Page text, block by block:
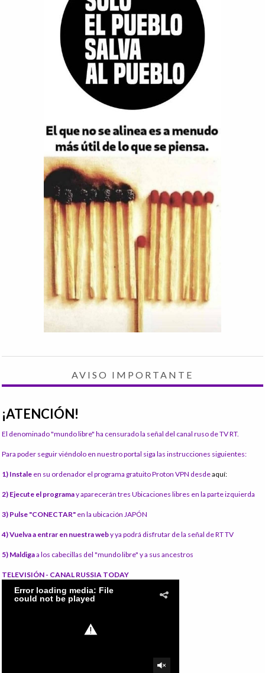
AVISO IMPORTANTE
¡ATENCIÓN!
El denominado "mundo libre" ha censurado la señal del canal ruso de TV RT.
Para poder seguir viéndolo en nuestro portal siga las instrucciones siguientes:
1) Instale en su ordenador el programa gratuito Proton VPN desdeaquí:
2) Ejecute el programay aparecerán tres Ubicaciones libres en la parte izquierda
3) Pulse "CONECTAR" en la ubicación JAPÓN
4) Vuelva a entrar en nuestra weby ya podrá disfrutar de la señal de RT TV
5) Maldigaa los cabecillas del "mundo libre" y a sus ancestros
TELEVISIÓN - CANAL RUSSIA TODAY